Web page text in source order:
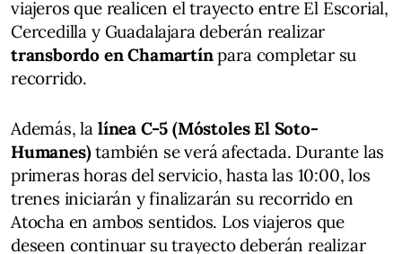
viajeros que realicen el trayecto entre El Escorial,
Cercedilla y Guadalajara deberán realizar
transbordo en Chamartínpara completar su
recorrido.
Además, la línea C-5 (Móstoles El Soto-
Humanes)también se verá afectada. Durante las
primeras horas del servicio, hasta las 10:00, los
trenes iniciarán y finalizarán su recorrido en
Atocha en ambos sentidos. Los viajeros que
deseen continuar su trayecto deberán realizar